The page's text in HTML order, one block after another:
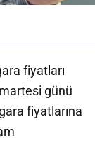
fiyatları
günü
fiyatlarına